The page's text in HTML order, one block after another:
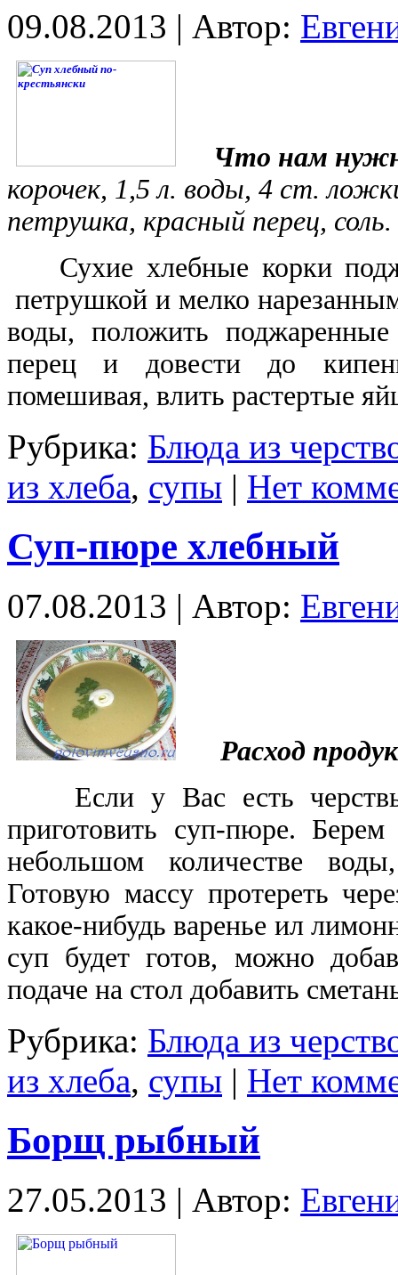
09.08.2013 | Автор:
Что нам
корочек, 1,5 л. воды, 4 ст.
петрушка, красный перец, соль.
Сухие хлебные корки
петрушкой и мелко
воды, положить
перец и довести до
помешивая, влить растертые
Рубрика: Блюда из
из хлеба, супы | Нет
Суп-пюре хлебный
07.08.2013 | Автор:
Расход
Если у Вас есть
приготовить суп-пюре.
небольшом количестве
Готовую массу протереть
какое-нибудь варенье ил
суп будет готов, можно
подаче на стол добавить
Рубрика: Блюда из
из хлеба, супы | Нет
Борщ рыбный
27.05.2013 | Автор: